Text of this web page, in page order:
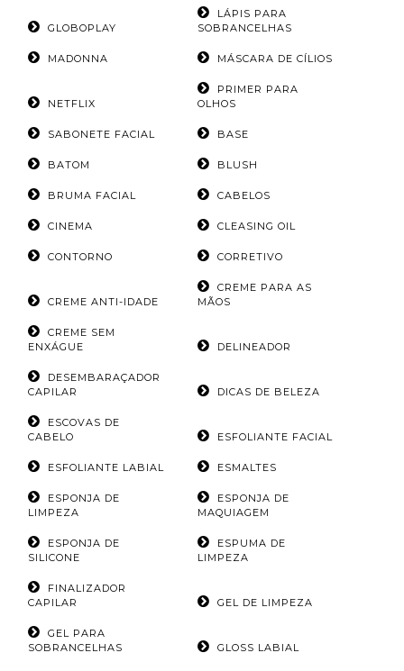
GLOBOPLAY
LÁPIS PARA
SOBRANCELHAS
MADONNA MÁSCARA DE CÍLIOS
NETFLIX
PRIMER PARA
OLHOS
SABONETE FACIAL BASE
BATOM BLUSH
BRUMA FACIAL CABELOS
CINEMA CLEASING OIL
CONTORNO CORRETIVO
CREME ANTI-IDADE
CREME PARA AS
MÃOS
CREME SEM
ENXÁGUE
DELINEADOR
DESEMBARAÇADOR
CAPILAR
DICAS DE BELEZA
ESCOVAS DE
CABELO
ESFOLIANTE FACIAL
ESFOLIANTE LABIAL ESMALTES
ESPONJA DE
LIMPEZA
ESPONJA DE
MAQUIAGEM
ESPONJA DE
SILICONE
ESPUMA DE
LIMPEZA
FINALIZADOR
CAPILAR
GEL DE LIMPEZA
GEL PARA
SOBRANCELHAS
GLOSS LABIAL